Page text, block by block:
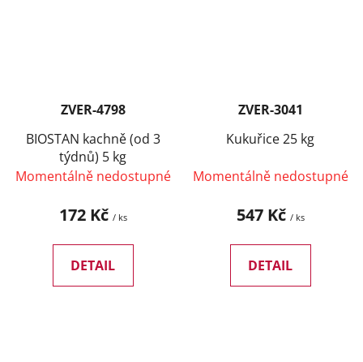
ZVER-4798
BIOSTAN kachně (od 3
týdnů) 5 kg
Momentálně nedostupné
172 Kč / ks
DETAIL
ZVER-3041
Kukuřice 25 kg
Momentálně nedostupné
547 Kč / ks
DETAIL